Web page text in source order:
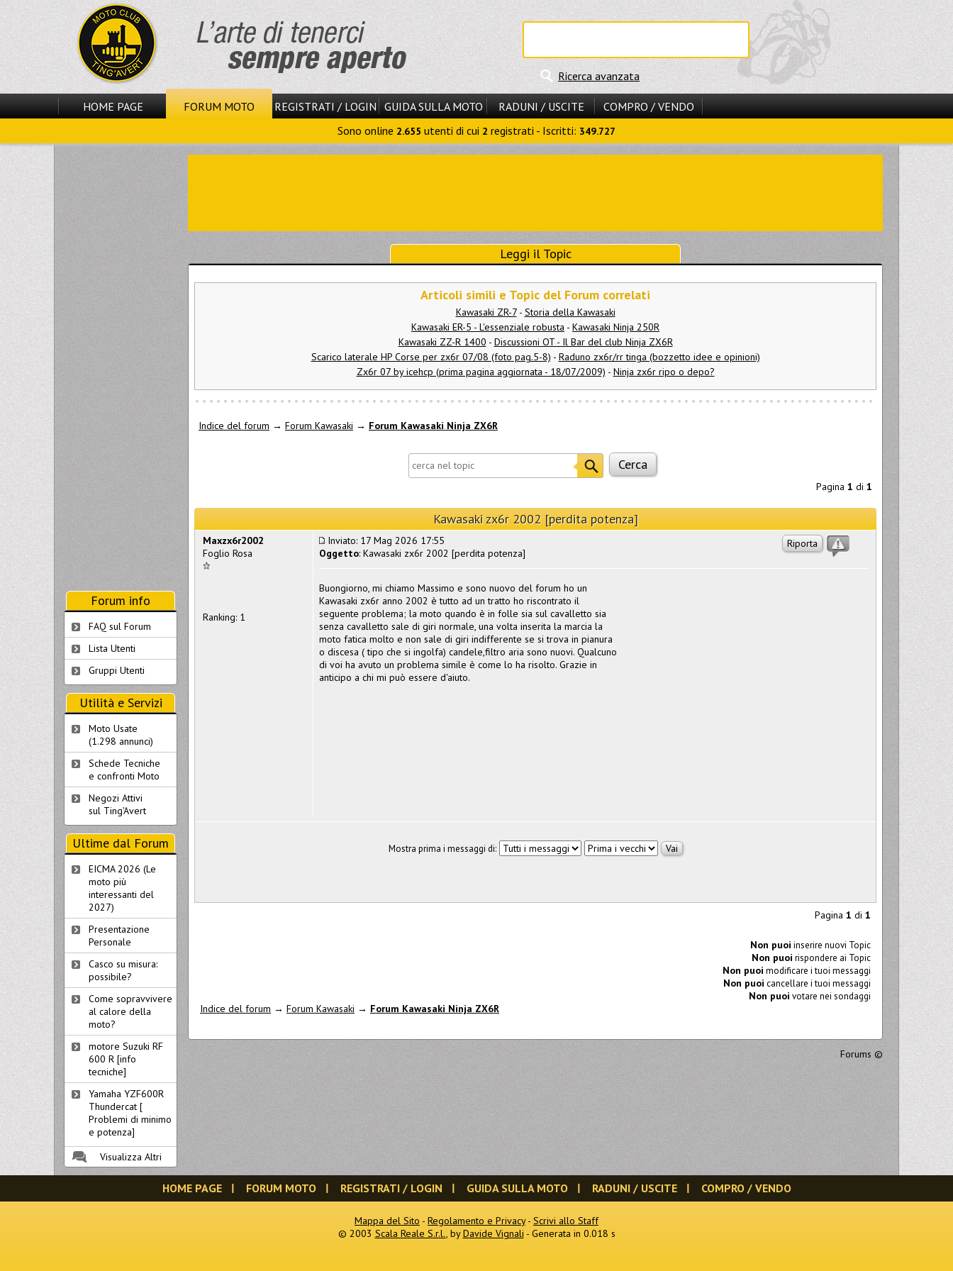
Ricerca avanzata
HOME PAGE FORUM MOTO REGISTRATI / LOGIN GUIDA SULLA MOTO RADUNI / USCITE
COMPRO / VENDO
Sono online 2.655 utenti di cui 2 registrati - Iscritti: 349.727
Leggi il Topic
Articoli simili e Topic del Forum correlati
Kawasaki ZR-7- Storia della Kawasaki
Kawasaki ER-5 - L'essenziale robusta - Kawasaki Ninja 250R
Kawasaki ZZ-R 1400 - Discussioni OT - Il Bar del club Ninja ZX6R
Scarico laterale HP Corse per zx6r 07/08 (foto pag.5-8) - Raduno zx6r/rr tinga (bozzetto idee e opinioni)
Zx6r 07 by icehcp (prima pagina aggiornata - 18/07/2009) - Ninja zx6r ripo o depo?
Indice del forum → Forum Kawasaki → Forum Kawasaki Ninja ZX6R
Pagina 1 di 1
Kawasaki zx6r 2002 [perdita potenza]
Riporta
Inviato: 17 Mag 2026 17:55
Oggetto: Kawasaki zx6r 2002 [perdita potenza]
Buongiorno, mi chiamo Massimo e sono nuovo del forum ho un
Kawasaki zx6r anno 2002 è tutto ad un tratto ho riscontrato il
seguente problema; la moto quando è in folle sia sul cavalletto sia
senza cavalletto sale di giri normale, una volta inserita la marcia la
moto fatica molto e non sale di giri indifferente se si trova in pianura
o discesa ( tipo che si ingolfa) candele,filtro aria sono nuovi. Qualcuno
di voi ha avuto un problema simile è come lo ha risolto. Grazie in
anticipo a chi mi può essere d'aiuto.
Maxzx6r2002
Foglio Rosa
Ranking: 1
Mostra prima i messaggi di:
Pagina 1 di 1
Non puoi inserire nuovi Topic
Non puoi rispondere ai Topic
Non puoi modificare i tuoi messaggi
Non puoi cancellare i tuoi messaggi
Non puoi votare nei sondaggi
Indice del forum → Forum Kawasaki → Forum Kawasaki Ninja ZX6R
Forums ©
Forum info
FAQ sul Forum
Lista Utenti
Gruppi Utenti
Utilità e Servizi
Moto Usate
(1.298 annunci)
Schede Tecniche
e confronti Moto
Negozi Attivi
sul Ting'Avert
Ultime dal Forum
EICMA 2026 (Le
moto più
interessanti del
2027)
Presentazione
Personale
Casco su misura:
possibile?
Come sopravvivere
al calore della
moto?
motore Suzuki RF
600 R [info
tecniche]
Yamaha YZF600R
Thundercat [
Problemi di minimo
e potenza]
Visualizza Altri
HOME PAGE FORUM MOTO REGISTRATI / LOGIN GUIDA SULLA MOTO RADUNI / USCITE COMPRO / VENDO
Mappa del Sito - Regolamento e Privacy- Scrivi allo Staff
© 2003 Scala Reale S.r.l., byDavide Vignali - Generata in 0.018 s